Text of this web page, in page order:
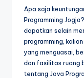
Apa saja
Programming
dapatkan selain
programming,
yang menguasai,
dan fasilitas ruang
tentang Java